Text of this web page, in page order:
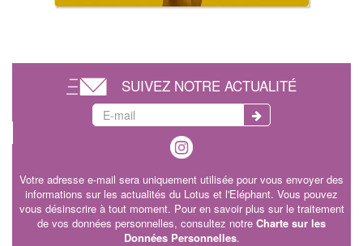
SUIVEZ NOTRE ACTUALITÉ
Votre adresse e-mail sera uniquement utilisée pour vous envoyer des
informations sur les actualités du Lotus et l'Eléphant. Vous pouvez
vous désinscrire à tout moment. Pour en savoir plus sur le traitement
de vos données personnelles, consultez notre Charte sur les
Données Personnelles.